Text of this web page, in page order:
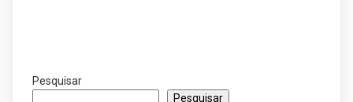
Pesquisar
Pesquisar